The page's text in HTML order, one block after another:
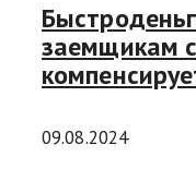
заемщикам
09.08.2024